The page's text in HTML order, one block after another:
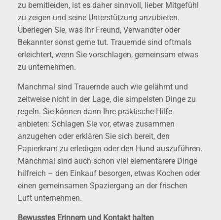
zu bemitleiden, ist es daher sinnvoll, lieber Mitgefühl
zu zeigen und seine Unterstützung anzubieten.
Überlegen Sie, was Ihr Freund, Verwandter oder
Bekannter sonst gerne tut. Trauernde sind oftmals
erleichtert, wenn Sie vorschlagen, gemeinsam etwas
zu unternehmen.
Manchmal sind Trauernde auch wie gelähmt und
zeitweise nicht in der Lage, die simpelsten Dinge zu
regeln. Sie können dann Ihre praktische Hilfe
anbieten: Schlagen Sie vor, etwas zusammen
anzugehen oder erklären Sie sich bereit, den
Papierkram zu erledigen oder den Hund auszuführen.
Manchmal sind auch schon viel elementarere Dinge
hilfreich – den Einkauf besorgen, etwas Kochen oder
einen gemeinsamen Spaziergang an der frischen
Luft unternehmen.
Bewusstes Erinnern und Kontakt halten